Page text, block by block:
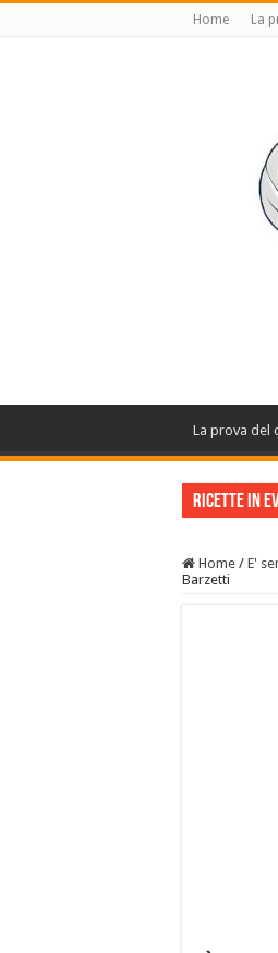
Home La
La prova del
Ricette in
Home / E'
Barzetti